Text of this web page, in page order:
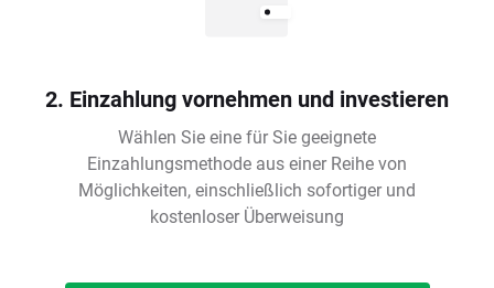
2. Einzahlung vornehmen und investieren
Wählen Sie eine für Sie geeignete
Einzahlungsmethode aus einer Reihe von
Möglichkeiten, einschließlich sofortiger und
kostenloser Überweisung